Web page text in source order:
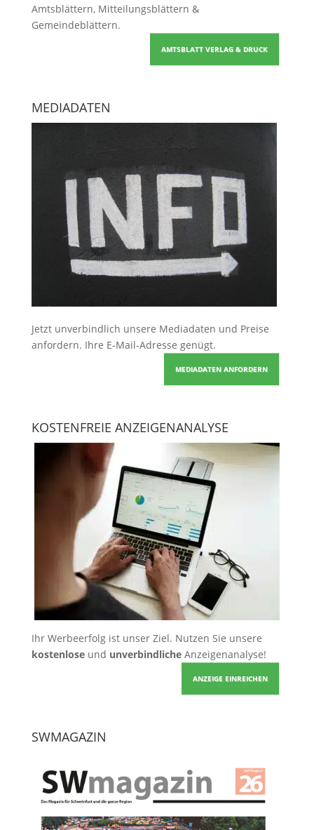
Amtsblättern, Mitteilungsblättern &
Gemeindeblättern.
AMTSBLATT VERLAG & DRUCK
MEDIADATEN
Jetzt unverbindlich unsere Mediadaten und Preise
anfordern. Ihre E-Mail-Adresse genügt.
MEDIADATEN ANFORDERN
KOSTENFREIE ANZEIGENANALYSE
Ihr Werbeerfolg ist unser Ziel. Nutzen Sie unsere
kostenloseund unverbindlicheAnzeigenanalyse!
ANZEIGE EINREICHEN
SWMAGAZIN